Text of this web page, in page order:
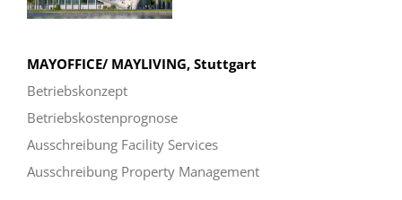
MAYOFFICE/ MAYLIVING, Stuttgart
Betriebskonzept
Betriebskostenprognose
Ausschreibung Facility Services
Ausschreibung Property Management